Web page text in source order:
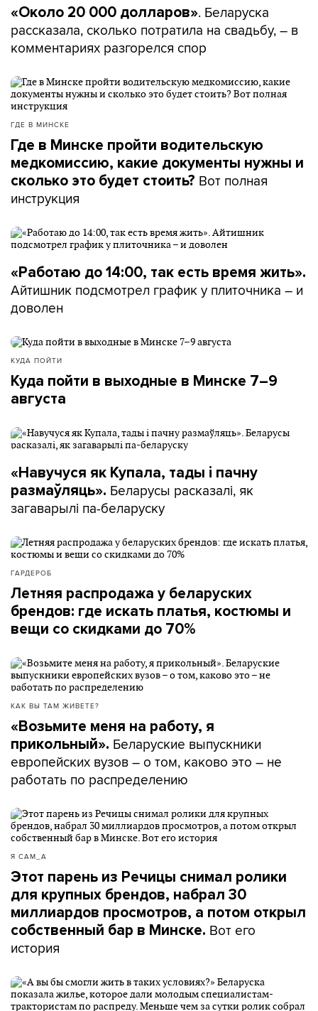
«Около 20 000 долларов». Беларуска
рассказала, сколько потратила на свадьбу, – в
комментариях разгорелся спор
ГДЕ В МИНСКЕ
Где в Минске пройти водительскую
медкомиссию, какие документы нужны и
сколько это будет стоить? Вот полная
инструкция
«Работаю до 14:00, так есть время жить».
Айтишник подсмотрел график у плиточника – и
доволен
КУДА ПОЙТИ
Куда пойти в выходные в Минске 7–9
августа
«Навучуся як Купала, тады і пачну
размаўляць». Беларусы расказалі, як
загаварылі па-беларуску
ГАРДЕРОБ
Летняя распродажа у беларуских
брендов: где искать платья, костюмы и
вещи со скидками до 70%
КАК ВЫ ТАМ ЖИВЕТЕ?
«Возьмите меня на работу, я
прикольный». Беларуские выпускники
европейских вузов – о том, каково это – не
работать по распределению
Я САМ_А
Этот парень из Речицы снимал ролики
для крупных брендов, набрал 30
миллиардов просмотров, а потом открыл
собственный бар в Минске. Вот его
история